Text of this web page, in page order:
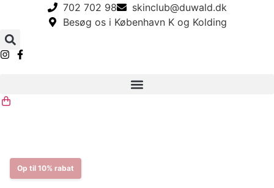
indhold
702 702 98
skinclub@duwald.dk
Besøg os i København K og Kolding
Op til 10% rabat